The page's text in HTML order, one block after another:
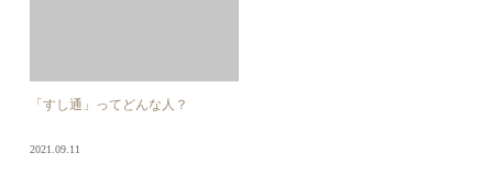
「すし通」ってどんな人？
2021.09.11